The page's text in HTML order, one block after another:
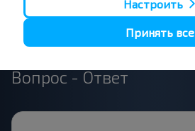
Вопрос - Ответ
Настроить
Принять все